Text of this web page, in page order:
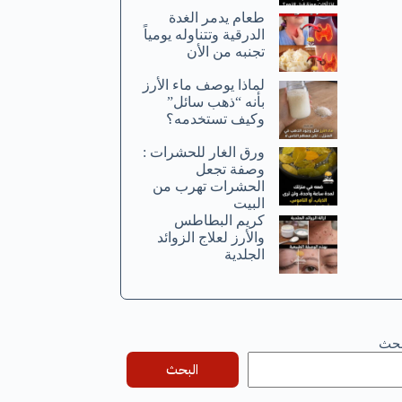
طعام يدمر الغدة
الدرقية وتتناوله يومياً
تجنبه من الأن
لماذا يوصف ماء الأرز
بأنه “ذهب سائل”
وكيف تستخدمه؟
ورق الغار للحشرات :
وصفة تجعل
الحشرات تهرب من
البيت
كريم البطاطس
والأرز لعلاج الزوائد
الجلدية
البحث